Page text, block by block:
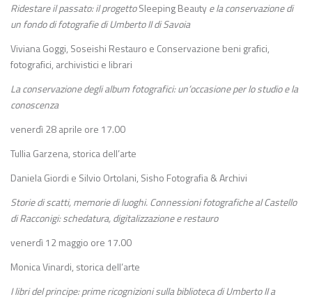
Ridestare il passato: il progettoSleeping Beautye la conservazione di
un fondo di fotografie di Umberto II di Savoia
Viviana Goggi, Soseishi Restauro e Conservazione beni grafici,
fotografici, archivistici e librari
La conservazione degli album fotografici: un’occasione per lo studio e la
conoscenza
venerdì 28 aprile ore 17.00
Tullia Garzena, storica dell’arte
Daniela Giordi e Silvio Ortolani, Sisho Fotografia & Archivi
Storie di scatti, memorie di luoghi. Connessioni fotografiche al Castello
di Racconigi: schedatura, digitalizzazione e restauro
venerdì 12 maggio ore 17.00
Monica Vinardi, storica dell’arte
I libri del principe: prime ricognizioni sulla biblioteca di Umberto II a